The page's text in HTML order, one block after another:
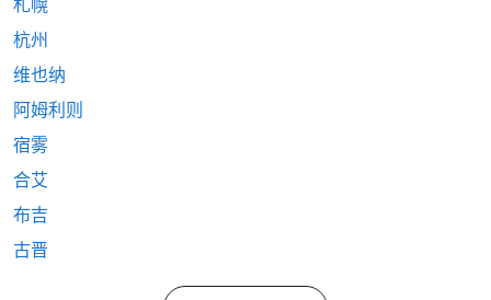
札幌
杭州
维也纳
阿姆利则
宿雾
合艾
布吉
古晋